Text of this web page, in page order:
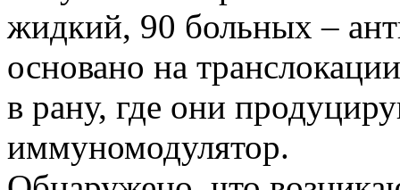
жидкий, 90 больных –
основано на
в рану, где они
иммуномодулятор.